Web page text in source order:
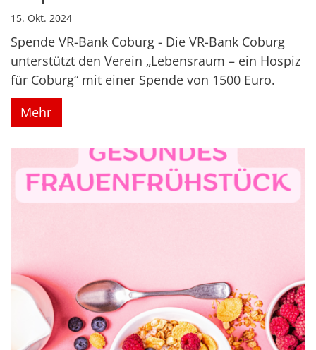
15. Okt. 2024
Spende VR-Bank Coburg - Die VR-Bank Coburg
unterstützt den Verein „Lebensraum – ein Hospiz
für Coburg“ mit einer Spende von 1500 Euro.
Mehr